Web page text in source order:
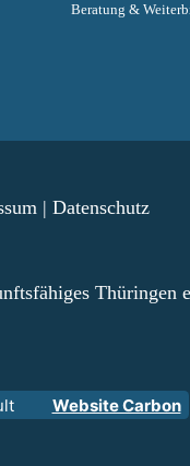
Beratung &
| Datenschutz
Thüringen
Website Carbon